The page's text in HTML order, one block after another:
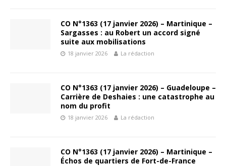
CO N°1363 (17 janvier 2026) – Martinique –
Sargasses : au Robert un accord signé
suite aux mobilisations
18 janvier 2026 La rédaction
CO N°1363 (17 janvier 2026) – Guadeloupe –
Carrière de Deshaies : une catastrophe au
nom du profit
18 janvier 2026 La rédaction
CO N°1363 (17 janvier 2026) – Martinique –
Échos de quartiers de Fort-de-France